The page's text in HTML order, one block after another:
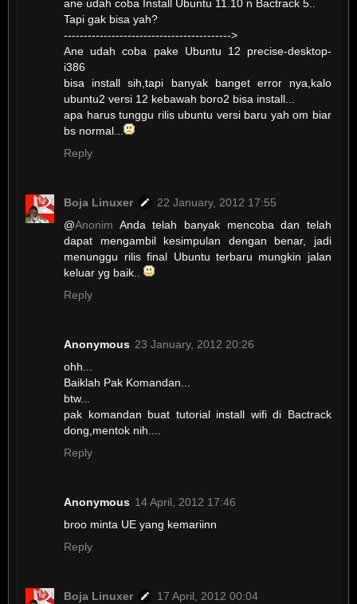
ane udah coba Install Ubuntu 11.10 n Bactrack 5..
Tapi gak bisa yah?
------------------------------------------>
Ane udah coba pake Ubuntu 12 precise-desktop-
i386
bisa install sih,tapi banyak banget error nya,kalo
ubuntu2 versi 12 kebawah boro2 bisa install...
apa harus tunggu rilis ubuntu versi baru yah om biar
bs normal...
Reply
Boja Linuxer
22 January, 2012 17:55
@Anonim Anda telah banyak mencoba dan telah
dapat mengambil kesimpulan dengan benar, jadi
menunggu rilis final Ubuntu terbaru mungkin jalan
keluar yg baik..
Reply
Anonymous 23 January, 2012 20:26
ohh...
Baiklah Pak Komandan...
btw...
pak komandan buat tutorial install wifi di Bactrack
dong,mentok nih....
Reply
Anonymous 14 April, 2012 17:46
broo minta UE yang kemariinn
Reply
Boja Linuxer
17 April, 2012 00:04